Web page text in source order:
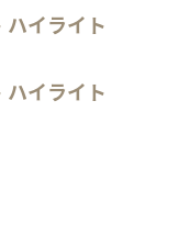
イライト
イライト